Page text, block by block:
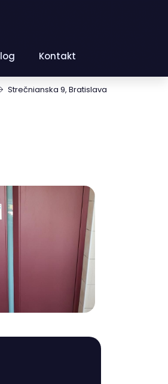
Kontakt
Strečnianska 9, Bratislava